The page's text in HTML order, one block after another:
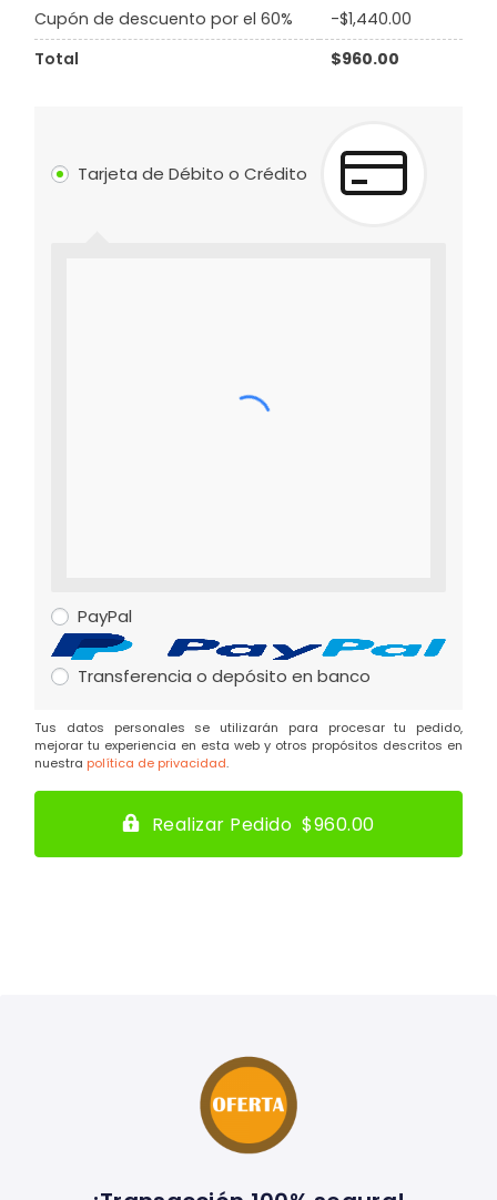
Cupón de descuento por el 60%
-$1,440.00
Total
$960.00
Tarjeta de Débito o Crédito
PayPal
Transferencia o depósito en banco
Tus datos personales se utilizarán para procesar tu pedido,
mejorar tu experiencia en esta web y otros propósitos descritos en
nuestra política de privacidad.
Realizar Pedido $960.00